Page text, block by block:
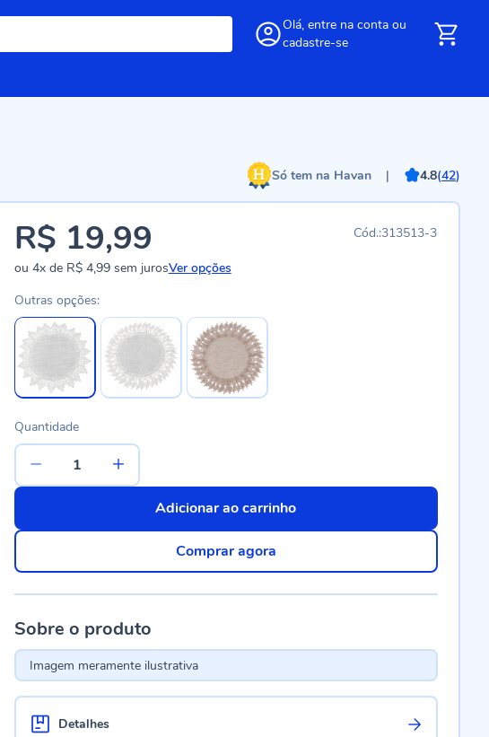
Olá, entre na conta ou
cadastre-se
Só tem na Havan | 4.8(42)
313513-3
R$ 19,99
ou 4xde R$ 4,99sem jurosVer opções
Outras opções:
Quantidade
Adicionar ao carrinho
Comprar agora
Sobre o produto
Imagem meramente ilustrativa
Detalhes